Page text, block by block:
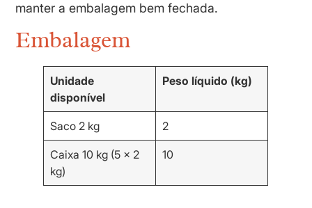
manter a embalagem bem fechada.
Embalagem
Unidade
disponível
Peso líquido (kg)
Saco 2 kg 2
Caixa 10 kg (5 x 2
kg)
10